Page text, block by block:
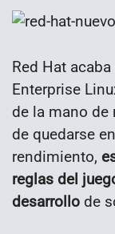
Red Hat
Enterprise
de la mano
de quedarse
rendimiento,
reglas del
desarrollo de